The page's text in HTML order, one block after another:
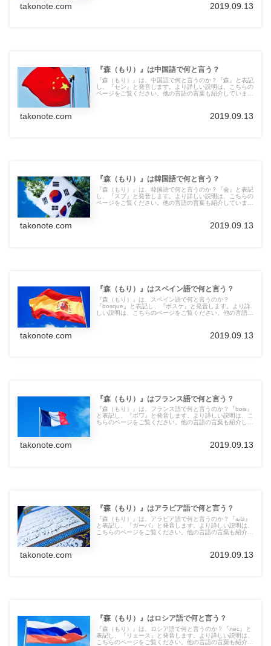
takonote.com 2019.09.13
『森（もり）』は中国語で何と言う？
『森（もり）』は、中国語で何と言うのか？『森』と表記
し、『セン』と発音します。より詳しい説明は、こちらの
ページをご覧ください。他の言語の言葉も紹介していま
takonote.com 2019.09.13
『森（もり）』は韓国語で何と言う？
『森（もり）』は、韓国語で何と言うのか？『숲』と表記
し、『スプ』と発音します。より詳しい説明は、こちらの
ページをご覧ください。他の言語の言葉も紹介していま
takonote.com 2019.09.13
『森（もり）』はスペイン語で何と言う？
『森（もり）』は、スペイン語で何と言うのか？
『bosque』と表記し、『ボスケ』と発音します。より詳
しい説明は、こちらのページをご覧ください。他の言語の
takonote.com 2019.09.13
『森（もり）』はフランス語で何と言う？
『森（もり）』は、フランス語で何と言うのか？『bois』
と表記し、『ボワ』と発音します。より詳しい説明は、こ
ちらのページをご覧ください。他の言語の言葉も紹介して
takonote.com 2019.09.13
『森（もり）』はアラビア語で何と言う？
『森（もり）』は、アラビア語で何と言うのか？『غابة』
と表記し、『ガーバ』と発音します。より詳しい説明は、
こちらのページをご覧ください。他の言語の言葉も紹介し
takonote.com 2019.09.13
『森（もり）』はロシア語で何と言う？
『森（もり）』は、ロシア語で何と言うのか？『лес』と
表記し、『リェース』と発音します。より詳しい説明は、
こちらのページをご覧ください。他の言語の言葉も紹介し